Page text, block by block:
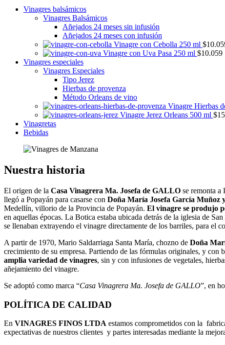
Vinagres balsámicos
Vinagres Balsámicos
Añejados 24 meses sin infusión
Añejados 24 meses con infusión
Vinagre con Cebolla 250 ml $
Vinagre con Uva Pasa 250 ml $10.059
Vinagres especiales
Vinagres Especiales
Tipo Jerez
Hierbas de provenza
Método Orleans de vino
Vinagre Hierbas
Vinagre Jerez Orleans 500 ml $
Vinagretas
Bebidas
Nuestra historia
El origen de la Casa Vinagrera Ma. Josefa de GALLO se remonta
llegó a Popayán para casarse con Doña María Josefa García Muñoz
Medellín, villorio de la Provincia de Popayán. El vinagre se produjo
en aquellas épocas. La Botica estaba ubicada detrás de la iglesia de
se llenaban extrayendo el vinagre directamente de los barriles, para el
A partir de 1970, Mario Saldarriaga Santa María, chozno de Doña
crecimiento de su empresa. Partiendo de las fórmulas originales, y
amplia variedad de vinagres, sin y con infusiones de vegetales,
añejamiento del vinagre.
Se adoptó como marca “Casa Vinagrera Ma. Josefa de GALLO”, en
POLÍTICA DE CALIDAD
En VINAGRES FINOS LTDA estamos comprometidos con la
expectativas de nuestros clientes y partes interesadas mediante la